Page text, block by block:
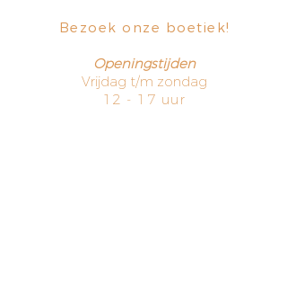
Bezoek onze boetiek​!
Openingstijden
Vrijdag t/m zondag
12 - 17 uur